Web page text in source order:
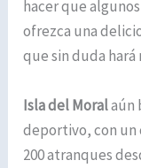
hacer que
ofrezca una
que sin duda
Isla del Moralaún
deportivo, con un
200 atranques